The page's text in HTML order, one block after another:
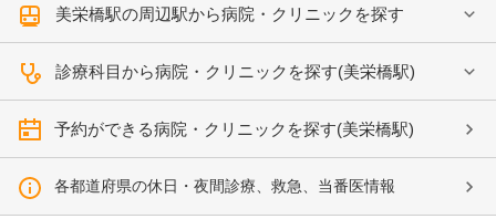
美栄橋駅の周辺駅から病院・クリニックを探す
診療科目から病院・クリニックを探す(美栄橋駅)
予約ができる病院・クリニックを探す(美栄橋駅)
各都道府県の休日・夜間診療、救急、当番医情報